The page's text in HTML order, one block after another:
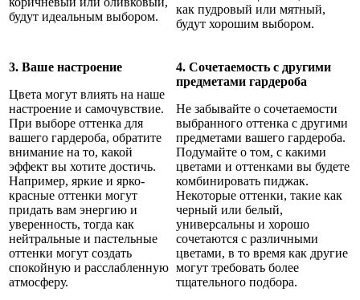
будут идеальным выбором.
как пудровый или мятный,
будут хорошим выбором.
3. Ваше настроение
Цвета могут влиять на наше
настроение и самочувствие.
При выборе оттенка для
вашего гардероба, обратите
внимание на то, какой
эффект вы хотите достичь.
Например, яркие и ярко-
красные оттенки могут
придать вам энергию и
уверенность, тогда как
нейтральные и пастельные
оттенки могут создать
спокойную и расслабленную
атмосферу.
4. Сочетаемость с другими
предметами гардероба
Не забывайте о сочетаемости
выбранного оттенка с другими
предметами вашего гардероба.
Подумайте о том, с какими
цветами и оттенками вы будете
комбинировать пиджак.
Некоторые оттенки, такие как
черный или белый,
универсальны и хорошо
сочетаются с различными
цветами, в то время как другие
могут требовать более
тщательного подбора.